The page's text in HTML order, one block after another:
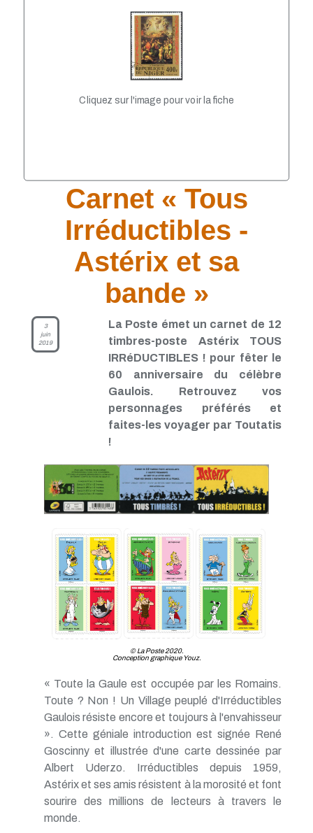
TP - Septembre 2021
TP - Juillet 2021
TP - Février 2021
TP - Juillet 2020
TP - Juin 2020
TP - Avril 2020
TP - Février 2020
TP - Janvier 2020
TP - Décembre 2019
TP - Novembre 2019
TP - Septembre 2019
TP - Août 2019
TP - Juillet 2019
TP - Juin 2019
TP - Avril 2019
TP - Mars 2019
TP - Février 2019
TP - Janvier 2019
TP - Novembre 2018
TP - Octobre 2018
TP - Septembre 2018
TP - Août 2018
TP - Juin 2018
TP - Mai 2018
TP - Avril 2018
TP - Mars 2018
TP - Février 2018
TP - Janvier 2018
Cliquez sur l'image pour voir la fiche
Carnet « Tous
Irréductibles -
Astérix et sa
bande »
3
juin
2019
La Poste émet un carnet de 12
timbres-poste Astérix TOUS
IRRéDUCTIBLES ! pour fêter le
60 anniversaire du célèbre
Gaulois. Retrouvez vos
personnages préférés et
faites-les voyager par Toutatis
!
© La Poste 2020.
Conception graphique Youz.
« Toute la Gaule est occupée par les Romains.
Toute ? Non ! Un Village peuplé d'Irréductibles
Gaulois résiste encore et toujours à l'envahisseur
». Cette géniale introduction est signée René
Goscinny et illustrée d'une carte dessinée par
Albert Uderzo. Irréductibles depuis 1959,
Astérix et ses amis résistent à la morosité et font
sourire des millions de lecteurs à travers le
monde.